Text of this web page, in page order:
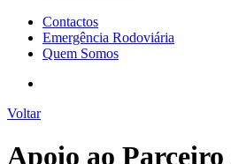
Contactos
Emergência Rodoviária
Quem Somos
Voltar
Apoio ao